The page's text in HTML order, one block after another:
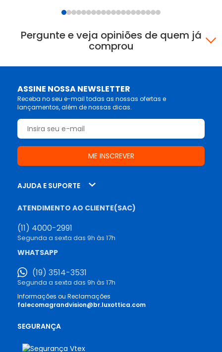
Pergunte e veja opiniões de quem já
comprou
ASSINE NOSSA NEWSLETTER
Receba no seu e-mail todas as nossas ofertas e
lançamentos, além de nossas dicas.
AJUDA E SUPORTE
ATENDIMENTO AO CLIENTE(SAC)
(11) 4000-2991
Segunda a sexta das 9h às 17h
WHATSAPP
(19) 3514-3531
Segunda a sexta das 9h às 17h
Informações ou Reclamações
falecomagrandvision@br.luxottica.com
SEGURANÇA